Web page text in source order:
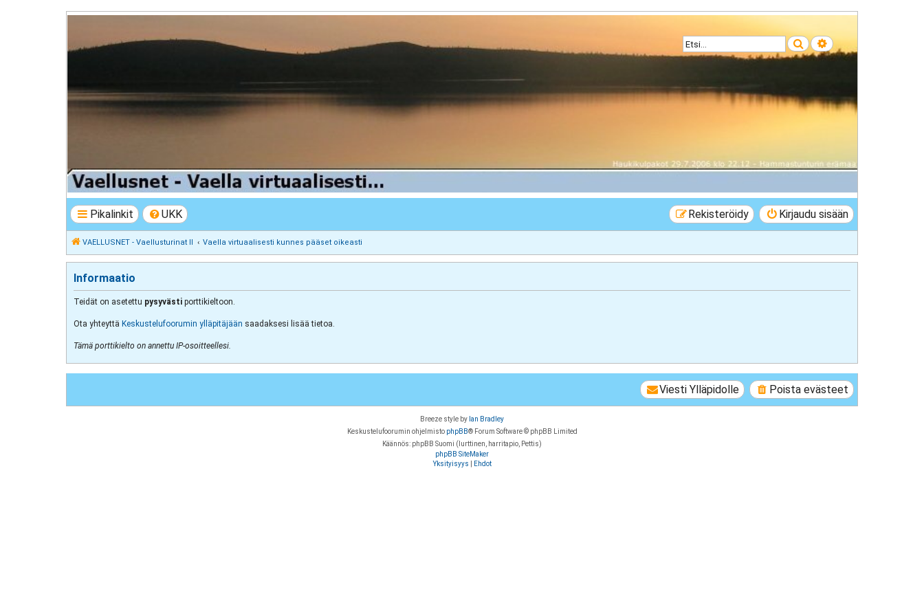
Etsi Tarkennettu haku
VAELLUSNET - Vaellusturinat II
Keskustelua vaeltamisesta ja Lapista
Pikalinkit UKK Kirjaudu sisään
Rekisteröidy
VAELLUSNET - Vaellusturinat II Vaella virtuaalisesti kunnes pääset oikeasti
Informaatio
Teidät on asetettu pysyvästi porttikieltoon.
Ota yhteyttä Keskustelufoorumin ylläpitäjään saadaksesi lisää tietoa.
Tämä porttikielto on annettu IP-osoitteellesi.
Poista evästeet
Viesti Ylläpidolle
Breeze style by Ian Bradley
Keskustelufoorumin ohjelmisto phpBB® Forum Software © phpBB Limited
Käännös: phpBB Suomi (lurttinen, harritapio, Pettis)
phpBB SiteMaker
Yksityisyys
Ehdot